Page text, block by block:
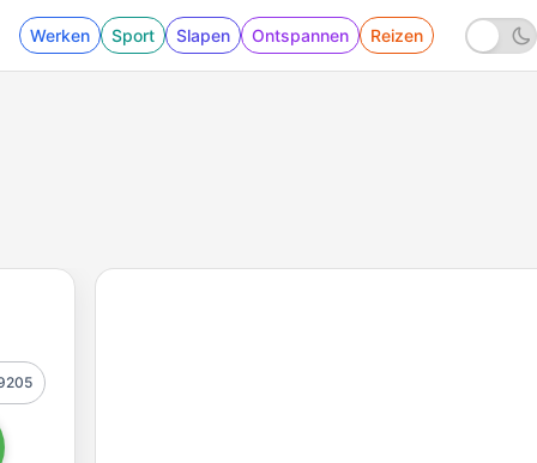
Werken Sport Slapen Ontspannen Reizen